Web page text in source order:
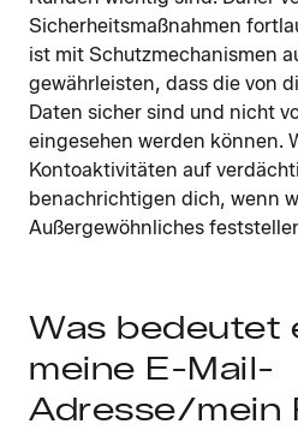
Sicherheitsmaßnahmen
ist mit Schutzmechanismen
gewährleisten, dass die von
Daten sicher sind und nicht
eingesehen werden können.
Kontoaktivitäten auf
benachrichtigen dich, wenn
Außergewöhnliches
Was bedeutet
meine E-Mail-
Adresse/mein